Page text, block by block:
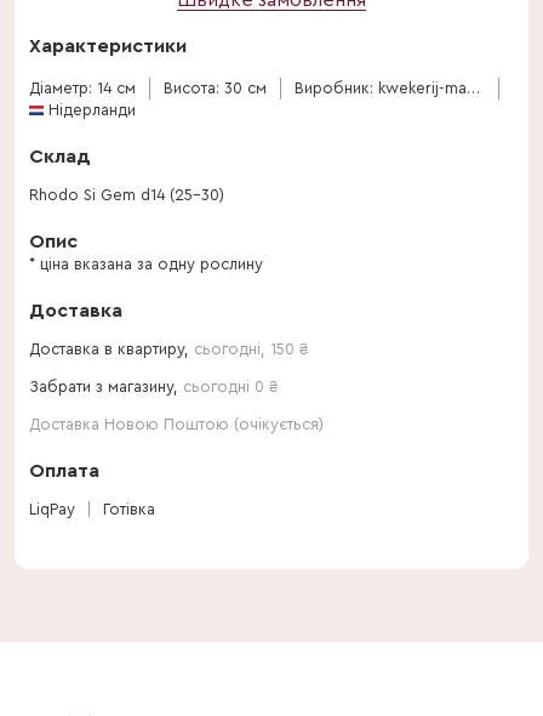
Характеристики
Діаметр: 14 см Висота: 30 см
Виробник: kwekerij-magret
Нідерланди
Склад
Rhodo Si Gem d14 (25-30)
Опис
* ціна вказана за одну рослину
Доставка
Доставка в квартиру, сьогодні 150 ₴
Забрати з магазину, сьогодні 0 ₴
Доставка Новою Поштою (очікується)
Оплата
LiqPay Готівка